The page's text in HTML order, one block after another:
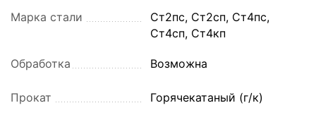
Марка стали
Ст2пс, Ст2сп, Ст4пс,
Ст4сп, Ст4кп
Обработка Возможна
Прокат Горячекатаный (г/к)